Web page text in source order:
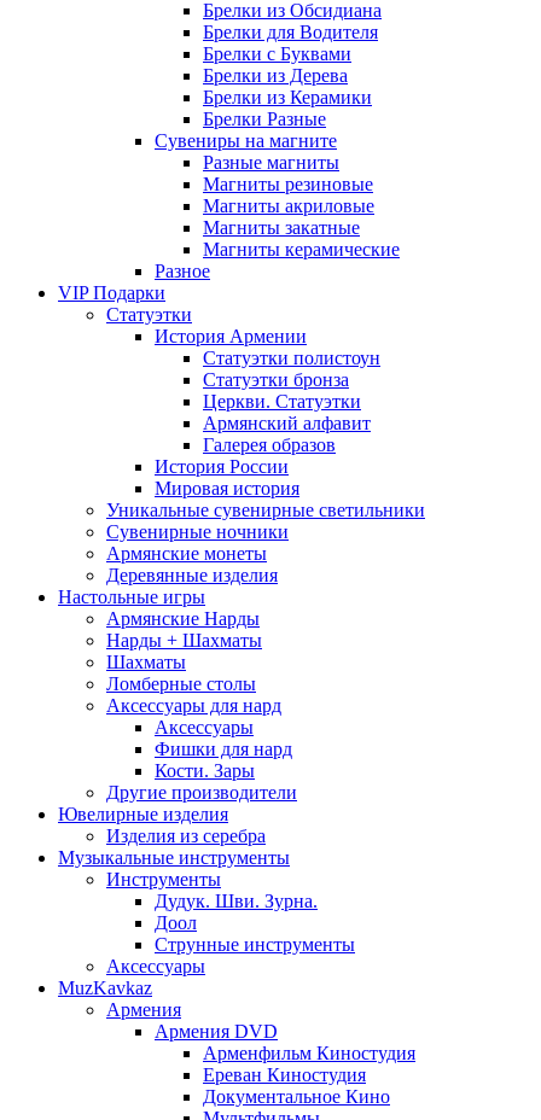
Брелки из Обсидиана
Брелки для Водителя
Брелки с Буквами
Брелки из Дерева
Брелки из Керамики
Брелки Разные
Сувениры на магните
Разные магниты
Магниты резиновые
Магниты акриловые
Магниты закатные
Магниты керамические
Разное
VIP Подарки
Статуэтки
История Армении
Статуэтки полистоун
Статуэтки бронза
Церкви. Статуэтки
Армянский алфавит
Галерея образов
История России
Мировая история
Уникальные сувенирные светильники
Сувенирные ночники
Армянские монеты
Деревянные изделия
Настольные игры
Армянские Нарды
Нарды + Шахматы
Шахматы
Ломберные столы
Аксессуары для нард
Аксессуары
Фишки для нард
Кости. Зары
Другие производители
Ювелирные изделия
Изделия из серебра
Музыкальные инструменты
Инструменты
Дудук. Шви. Зурна.
Доол
Струнные инструменты
Аксессуары
MuzKavkaz
Армения
Армения DVD
Арменфильм Киностудия
Ереван Киностудия
Документальное Кино